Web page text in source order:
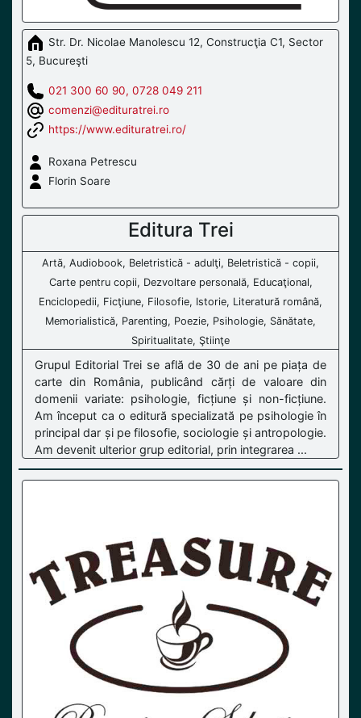
Str. Dr. Nicolae Manolescu 12, Construcţia C1, Sector
5, Bucureşti
021 300 60 90, 0728 049 211
comenzi@edituratrei.ro
https://www.edituratrei.ro/
Roxana Petrescu
Florin Soare
Editura Trei
Artă, Audiobook, Beletristică - adulţi, Beletristică - copii,
Carte pentru copii, Dezvoltare personală, Educaţional,
Enciclopedii, Ficţiune, Filosofie, Istorie, Literatură română,
Memorialistică, Parenting, Poezie, Psihologie, Sănătate,
Spiritualitate, Ştiinţe
Grupul Editorial Trei se află de 30 de ani pe piața de
carte din România, publicând cărți de valoare din
domenii variate: psihologie, ficțiune și non-ficțiune.
Am început ca o editură specializată pe psihologie în
principal dar și pe filosofie, sociologie și antropologie.
Am devenit ulterior grup editorial, prin integrarea ...